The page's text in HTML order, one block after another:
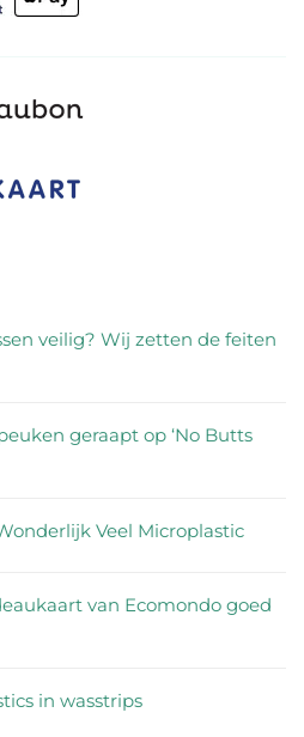
veilig? Wij zetten de feiten
geraapt op ‘No Butts
Veel Microplastic
van Ecomondo goed
in wasstrips